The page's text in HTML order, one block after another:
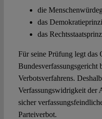
die
das
das
Für seine Prüfung legt das
Bundesverfassungsgericht
Verbotsverfahrens.
Verfassungswidrigkeit der
sicher
Parteiverbot.